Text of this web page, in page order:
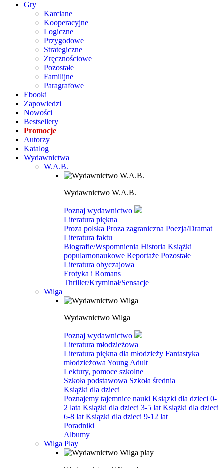
Gry
Karciane
Kooperacyjne
Logiczne
Przygodowe
Strategiczne
Zręcznościowe
Pozostałe
Familijne
Paragrafowe
Ebooki
Zapowiedzi
Nowości
Bestsellery
Promocje
Autorzy
Katalog
Wydawnictwa
W.A.B.
Wydawnictwo W.A.B.
Poznaj wydawnictwo
Literatura piękna
Proza polska Proza zagraniczna Poezja/Dramat
Literatura faktu
Biografie/Wspomnienia Historia Książki
popularnonaukowe Reportaże Pozostałe
Literatura obyczajowa
Erotyka i Romans
Thriller/Kryminał/Sensacje
Wilga
Wydawnictwo Wilga
Poznaj wydawnictwo
Literatura młodzieżowa
Literatura piękna dla młodzieży Fantastyka
młodzieżowa Young Adult
Lektury, pomoce szkolne
Szkoła podstawowa Szkoła średnia
Książki dla dzieci
Poznajemy tajemnice nauki Ksiązki dla dzieci 0-
2 lata Książki dla dzieci 3-5 lat Książki dla dzieci
6-8 lat Ksiązki dla dzieci 9-12 lat
Poradniki
Albumy
Wilga Play